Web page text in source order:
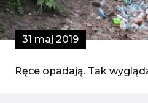
31 maj 2019
Ręce opadają. Tak